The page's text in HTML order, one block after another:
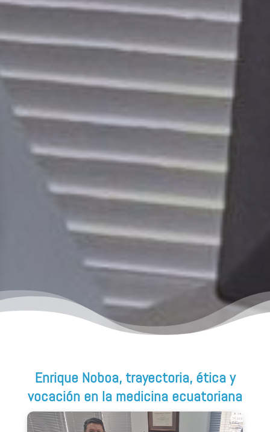
Enrique Noboa, trayectoria, ética y
vocación en la medicina ecuatoriana